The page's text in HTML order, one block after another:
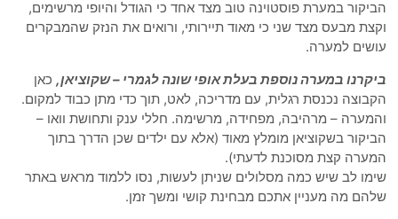
במערת פוסטוינה טוב מצד אחד כי הגודל והיופי מרשימים,
מבעס מצד שני כי מאוד תיירותי, ורואים את הנזק שהמבקרים
למערה.
במערה נוספת בעלת אופי שונה לגמרי – שקוציאן,כאן
נכנסת רגלית, עם מדריכה, לאט, תוך כדי מתן כבוד למקום.
– מרהיבה, מפחידה, מרשימה. חללי ענק ותחושת וואו –
בשקוציאן מומלץ מאוד (אלא עם ילדים שכן הדרך בתוך
קצת מסוכנת לדעתי).
לב שיש כמה מסלולים שניתן לעשות, נסו ללמוד מראש באתר
מה מעניין אתכם מבחינת קושי ומשך זמן.